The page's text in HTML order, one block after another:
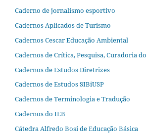
Caderno de jornalismo esportivo
Cadernos Aplicados de Turismo
Cadernos Cescar Educação Ambiental
Cadernos de Crítica, Pesquisa, Curadoria
Cadernos de Estudos Diretrizes
Cadernos de Estudos SIBiUSP
Cadernos de Terminologia e Tradução
Cadernos do IEB
Cátedra Alfredo Bosi de Educação Básica